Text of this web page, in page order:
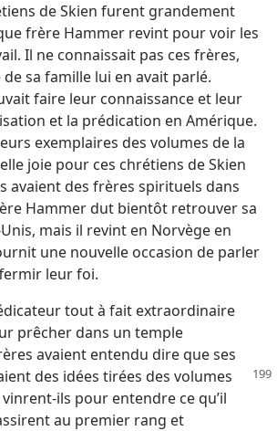
de Skien furent grandement
frère Hammer revint pour voir les
Il ne connaissait pas ces frères,
sa famille lui en avait parlé.
faire leur connaissance et leur
et la prédication en Amérique.
exemplaires des volumes de la
joie pour ces chrétiens de Skien
avaient des frères spirituels dans
Hammer dut bientôt retrouver sa
mais il revint en Norvège en
une nouvelle occasion de parler
leur foi.
tout à fait extraordinaire
prêcher dans un temple
avaient entendu dire que ses
des idées tirées des volumes
vinrent-​ils pour entendre ce qu’il
au premier rang et